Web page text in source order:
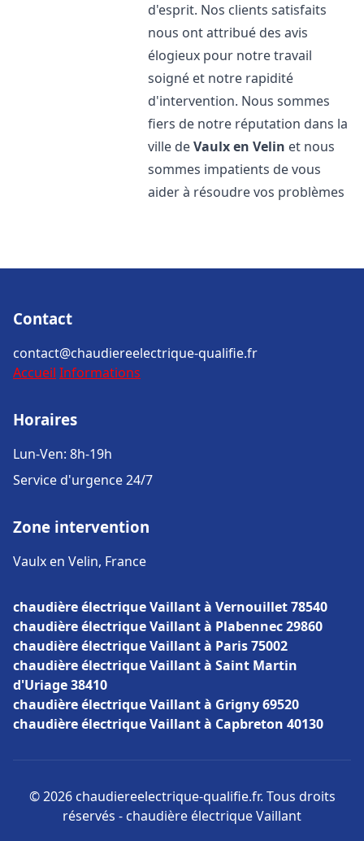
d'esprit. Nos clients satisfaits
nous ont attribué des avis
élogieux pour notre travail
soigné et notre rapidité
d'intervention. Nous sommes
fiers de notre réputation dans la
ville deVaulx en Velin et nous
sommes impatients de vous
aider à résoudre vos problèmes
Contact
contact@chaudiereelectrique-qualifie.fr
Accueil Informations
Horaires
Lun-Ven: 8h-19h
Service d'urgence 24/7
Zone intervention
Vaulx en Velin, France
chaudière électrique Vaillant à Vernouillet 78540
chaudière électrique Vaillant à Plabennec 29860
chaudière électrique Vaillant à Paris 75002
chaudière électrique Vaillant à Saint Martin
d'Uriage 38410
chaudière électrique Vaillant à Grigny 69520
chaudière électrique Vaillant à Capbreton 40130
© 2026 chaudiereelectrique-qualifie.fr. Tous droits
réservés - chaudière électrique Vaillant